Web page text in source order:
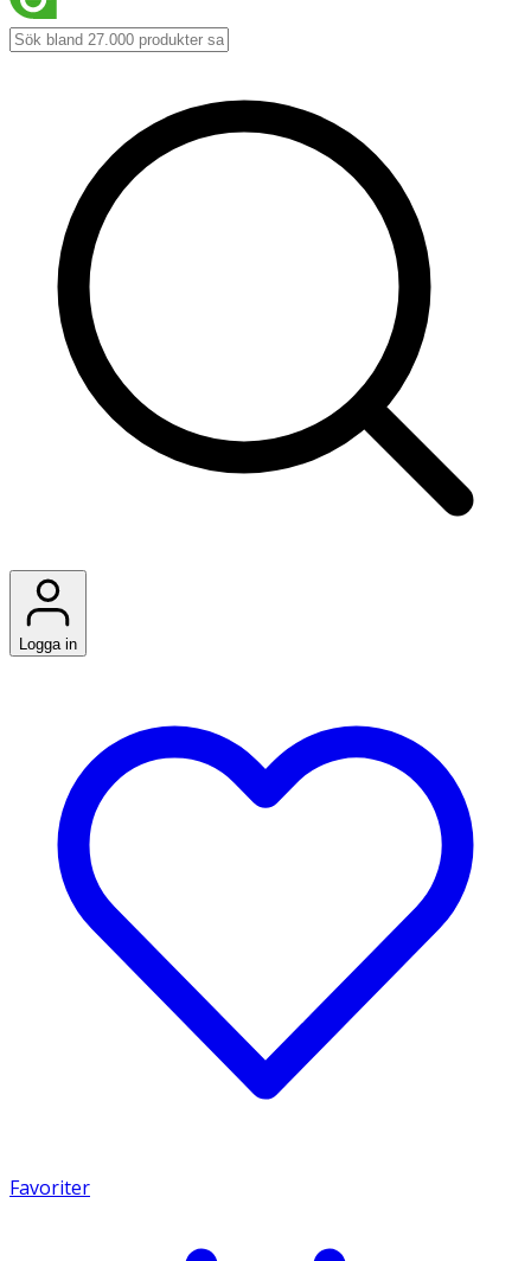
Logga in
Favoriter